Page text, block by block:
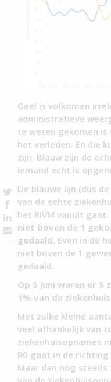
Geel is volkomen
administratieve
te weten gekomen is
het verleden. En die
zijn. Blauw zijn de
iemand echt is
De blauwe lijn (dus
van de echte
het RIVM vanuit gaat.
niet boven de 1
gedaald. Even in de
niet boven de 1
gedaald.
Op 5 juni waren er 5
1% van de
Met zulke kleine
veel afhankelijk van
ziekenhuisopnames
R0 gaat in de
Maar dan nog